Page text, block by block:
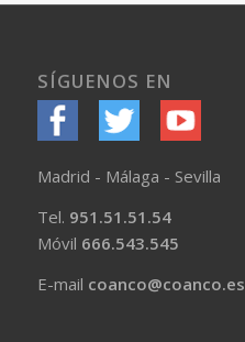
SÍGUENOS EN
Madrid - Málaga - Sevilla
Tel. 951.51.51.54
Móvil 666.543.545
E-mail coanco@coanco.es